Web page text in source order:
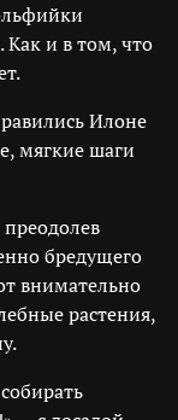
Как и в том, что
Илоне
мягкие шаги
бредущего
внимательно
растения,